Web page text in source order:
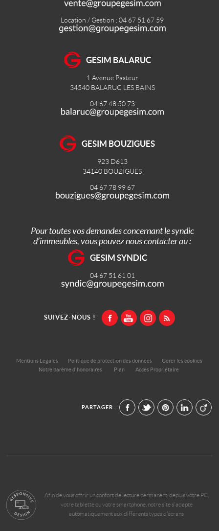
Location / Gestion : 04 67 51 67 59
GESIM BALARUC
1 Avenue Pasteur
34540 BALARUC LES BAINS
04 67 48 50 73
GESIM BOUZIGUES
923 D613
34140 BOUZIGUES
04 67 78 99 67
Pour toutes vos demandes concernant le syndic
d’immeubles, vous pouvez nous contacter au :
GESIM SYNDIC
04 67 51 61 01
SUIVEZ-NOUS !
Mentions Légales Politique de protection des données
Gérer les cookies
Notre barème d'honoraires
Plan Accès Propriétaire
PARTAGER :
Afin de vous offrir un confort de lecture permanent, depuis votre PC,
votre tablette ou votre smartphone, notre site s'adapte
automatiquement aux différents types d'écrans